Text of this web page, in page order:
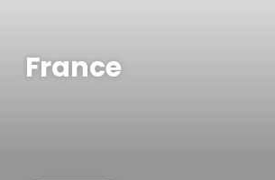
France